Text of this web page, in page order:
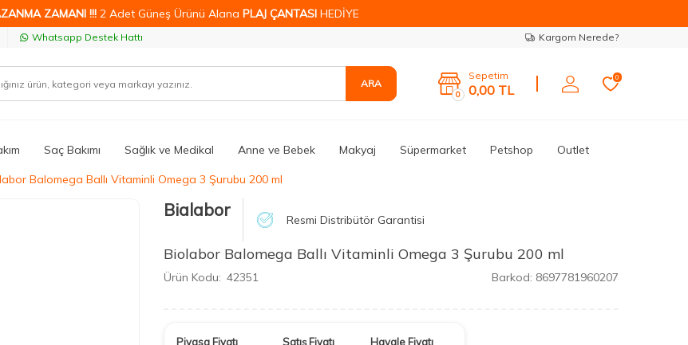
ZAMANI !!! 2 Adet Güneş Ürünü Alana PLAJ ÇANTASI HEDİYE
Whatsapp Destek Hattı Kargom Nerede?
ARA
0
Sepetim
0,00 TL
0
Saç Bakımı Sağlık ve Medikal Anne ve Bebek Makyaj Süpermarket Petshop Outlet
Balomega Ballı Vitaminli Omega 3 Şurubu 200 ml
Bialabor Resmi Distribütör Garantisi
Biolabor Balomega Ballı Vitaminli Omega 3 Şurubu 200 ml
Ürün Kodu: 42351 Barkod: 8697781960207
Piyasa Fiyatı Satış Fiyatı Havale Fiyatı